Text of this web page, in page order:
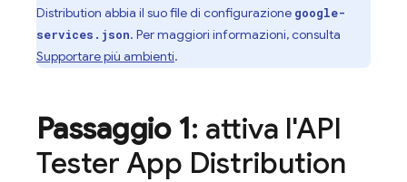
Distribution abbia il suo file di configurazione google-
services.json. Per maggiori informazioni, consulta
Supportare più ambienti.
Passaggio 1: attiva l'API
Tester App Distribution